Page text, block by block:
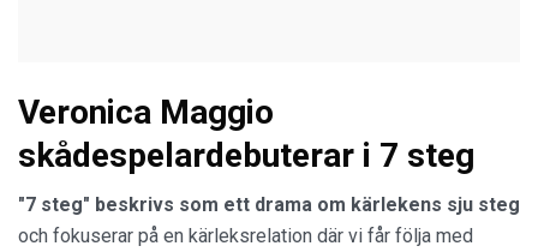
Veronica Maggio
skådespelardebuterar i 7 steg
"7 steg" beskrivs som ett drama om kärlekens sju steg
och fokuserar på en kärleksrelation där vi får följa med